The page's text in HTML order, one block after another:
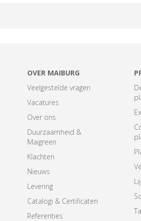
OVER MAIBURG
Veelgestelde vragen
Vacatures
Over ons
Duurzaamheid &
Maigreen
Klachten
Nieuws
Levering
Catalogi & Certificaten
Referenties